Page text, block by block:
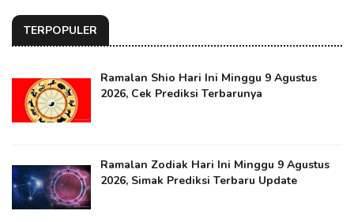
TERPOPULER
Ramalan Shio Hari Ini Minggu 9 Agustus
2026, Cek Prediksi Terbarunya
Ramalan Zodiak Hari Ini Minggu 9 Agustus
2026, Simak Prediksi Terbaru Update